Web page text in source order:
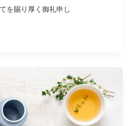
を賜り厚く御礼申し